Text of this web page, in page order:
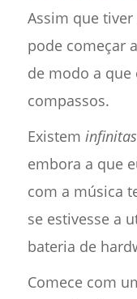
Assim que
pode começar
de modo a que
compassos.
Existem infinitas
embora a que
com a música
se estivesse a
bateria de
Comece com